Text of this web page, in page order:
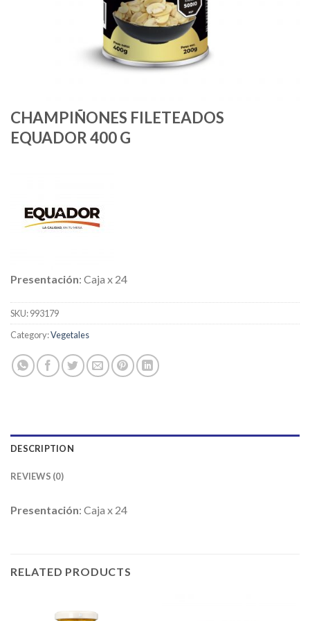
CHAMPIÑONES FILETEADOS
EQUADOR 400 G
Presentación: Caja x 24
SKU:993179
Category:Vegetales
DESCRIPTION
REVIEWS (0)
Presentación: Caja x 24
RELATED PRODUCTS